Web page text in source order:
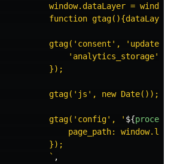
window.dataLayer =
function
gtag('consent', 'update',
'analytics_storage':
});
gtag('js', new Date());
gtag('config', '
${process
page_path:
});
`
,